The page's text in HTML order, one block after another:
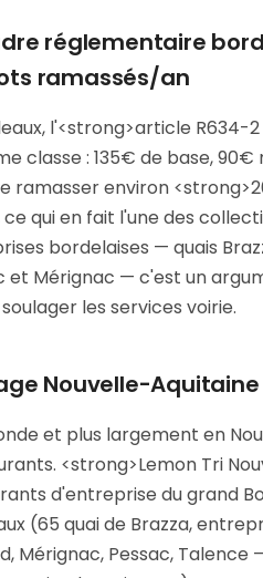
réglementaire
ramassés/an
l'<strong>article
classe : 135€ de base,
ramasser environ
ce qui en fait l'une des
bordelaises — quais
et Mérignac — c'est un
soulager les services voirie.
Nouvelle-
et plus largement en
<strong>Lemon Tri
d'entreprise du grand
(65 quai de Brazza,
Mérignac, Pessac,